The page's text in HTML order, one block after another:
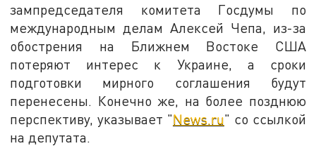
зампредседателя комитета Госдумы по
международным делам Алексей Чепа, из-за
обострения на Ближнем Востоке США
потеряют интерес к Украине, а сроки
подготовки мирного соглашения будут
перенесены. Конечно же, на более позднюю
перспективу, указывает "News.ru" со ссылкой
на депутата.